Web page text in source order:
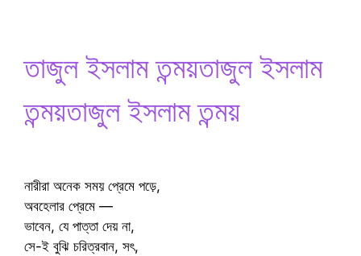
তাজুল ইসলাম তন্ময়তাজুল ইসলাম
তন্ময়তাজুল ইসলাম তন্ময়
নারীরা অনেক সময় প্রেমে পড়ে,
অবহেলার প্রেমে —
ভাবেন, যে পাত্তা দেয় না,
সে-ই বুঝি চরিত্রবান, সৎ,